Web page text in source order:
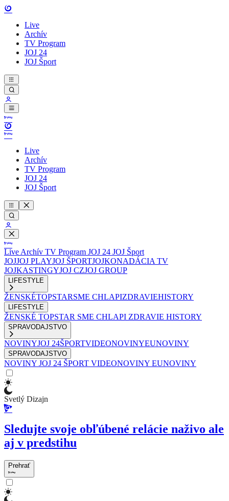
Live
Archív
TV Program
JOJ 24
JOJ Šport
Live
Archív
TV Program
JOJ 24
JOJ Šport
Live Archív TV Program JOJ 24 JOJ Šport
JOJJOJ PLAYJOJ ŠPORTJOJKONADÁCIA TV
JOJKASTINGYJOJ CZJOJ GROUP
LIFESTYLE
ŽENSKÉTOPSTARSME CHLAPIZDRAVIEHISTORY
LIFESTYLE
ŽENSKÉ TOPSTAR SME CHLAPI ZDRAVIE HISTORY
SPRAVODAJSTVO
NOVINYJOJ 24ŠPORTVIDEONOVINYEUNOVINY
SPRAVODAJSTVO
NOVINY JOJ 24 ŠPORT VIDEONOVINY EUNOVINY
Svetlý Dizajn
Sledujte svoje obľúbené relácie naživo ale
aj v predstihu
Prehrať